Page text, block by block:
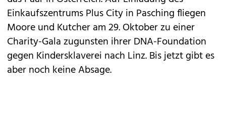
Einkaufszentrums Plus City in Pasching fliegen
Moore und Kutcher am 29. Oktober zu einer
Charity-Gala zugunsten ihrer DNA-Foundation
gegen Kindersklaverei nach Linz. Bis jetzt gibt es
aber noch keine Absage.